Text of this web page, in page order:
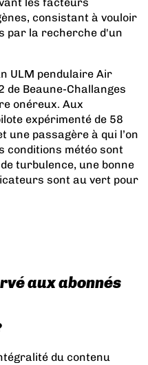
consistant à vouloir
par la recherche d'un
ULM pendulaire Air
de Beaune-Challanges
onéreux. Aux
expérimenté de 58
une passagère à qui l’on
conditions météo sont
turbulence, une bonne
sont au vert pour
aux abonnés
du contenu